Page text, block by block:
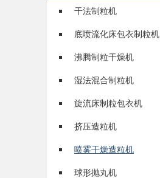
干法制粒机
底喷流化床包衣制粒机
沸腾制粒干燥机
湿法混合制粒机
旋流床制粒包衣机
挤压造粒机
喷雾干燥造粒机
球形抛丸机